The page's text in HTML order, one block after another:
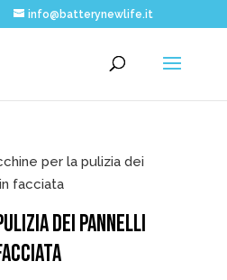
info@batterynewlife.it
per la pulizia dei
facciata
DEI PANNELLI